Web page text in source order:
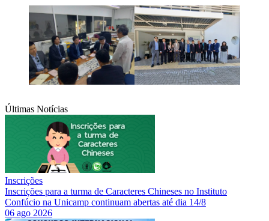
Últimas Notícias
Inscrições
Inscrições para a turma de Caracteres Chineses no Instituto
Confúcio na Unicamp continuam abertas até dia 14/8
06 ago 2026